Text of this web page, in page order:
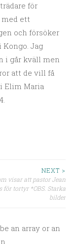
för
med ett
och försöker
Jag
i går kväll men
att de vill få
Elim Maria
NEXT >
visar att pastor Jean
för tortyr *OBS. Starka
bilder
an array or an